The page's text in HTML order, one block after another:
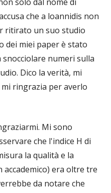
che a loannidis non
ritirato un suo studio
dei miei paper è stato
numeri sulla
Dico la verità, mi
ringrazia per averlo
Mi sono
che l'indice H di
la qualità e la
era oltre tre
da notare che